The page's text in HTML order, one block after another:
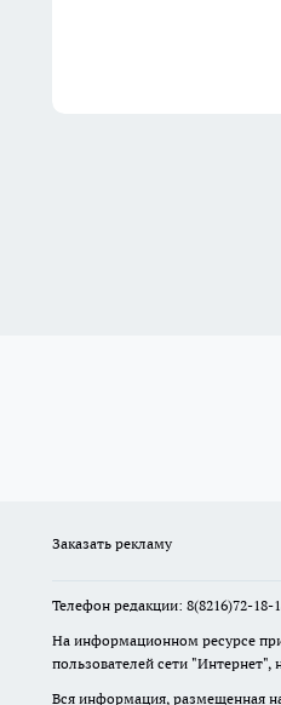
Заказать рекламу
Телефон редакции: 8(8216)72-
На информационном ресурсе
пользователей сети
Вся информация, размещенная